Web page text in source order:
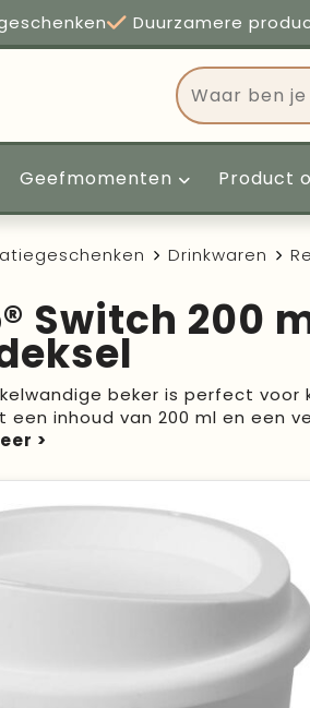
Duurzamere
Geefmomenten Product
Drinkwaren
Switch 200
beker is perfect voor
een inhoud van 200 ml en een